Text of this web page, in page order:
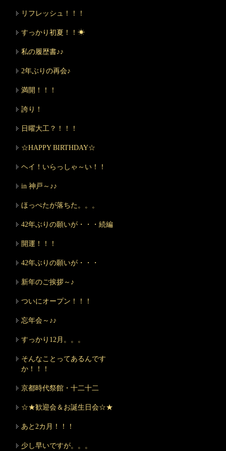
リフレッシュ！！！
すっかり初夏！！☀
私の履歴書♪♪
2年ぶりの再会♪
満開！！！
誇り！
日曜大工？！！！
☆HAPPY BIRTHDAY☆
ヘイ！いらっしゃ～い！！
in 神戸～♪♪
ほっぺたが落ちた。。。
42年ぶりの願いが・・・続編
開運！！！
42年ぶりの願いが・・・
新年のご挨拶～♪
ついにオープン！！！
忘年会～♪♪
すっかり12月。。。
そんなことってあるんです
か！！！
京都時代祭館・十二十二
☆★歓迎会＆お誕生日会☆★
あと2カ月！！！
少し早いですが。。。